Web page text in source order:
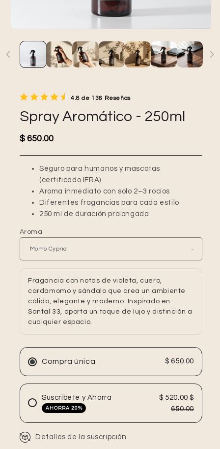
4.8 de 136 Reseñas
Spray Aromático - 250ml
Precio habitual
$ 650.00
Seguro para humanos y mascotas
(certificado IFRA)
Aroma inmediato con solo 2–3 rocíos
Diferentes fragancias para cada estilo
250 ml de duración prolongada
Aroma
Fragancia con notas de violeta, cuero,
cardamomo y sándalo que crea un ambiente
cálido, elegante y moderno. Inspirado en
Santal 33, aporta un toque de lujo y distinción a
cualquier espacio.
Compra única $ 650.00
Suscribete y Ahorra
AHORRA 20%
$ 520.00 $
650.00
Detalles de la suscripción